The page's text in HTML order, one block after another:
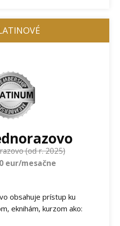
(od r. 2025)
eur/mesačne
obsahuje prístup ku
eknihám, kurzom ako: